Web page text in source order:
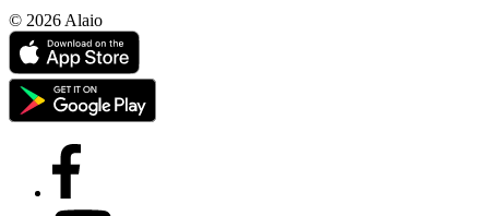
© 2026 Alaio